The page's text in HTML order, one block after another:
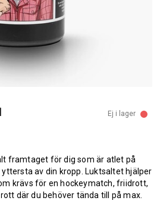
Ej i lager
framtaget för dig som är atlet på
av din kropp. Luktsaltet hjälper
krävs för en hockeymatch, friidrott,
där du behöver tända till på max.